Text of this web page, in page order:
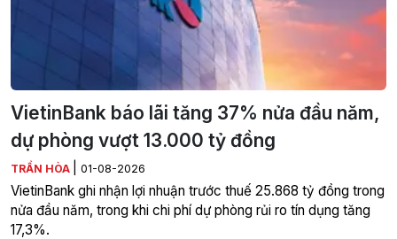
VietinBank báo lãi tăng 37% nửa đầu năm,
dự phòng vượt 13.000 tỷ đồng
TRẦN HÒA 01-08-2026
VietinBank ghi nhận lợi nhuận trước thuế 25.868 tỷ đồng trong
nửa đầu năm, trong khi chi phí dự phòng rủi ro tín dụng tăng
17,3%.